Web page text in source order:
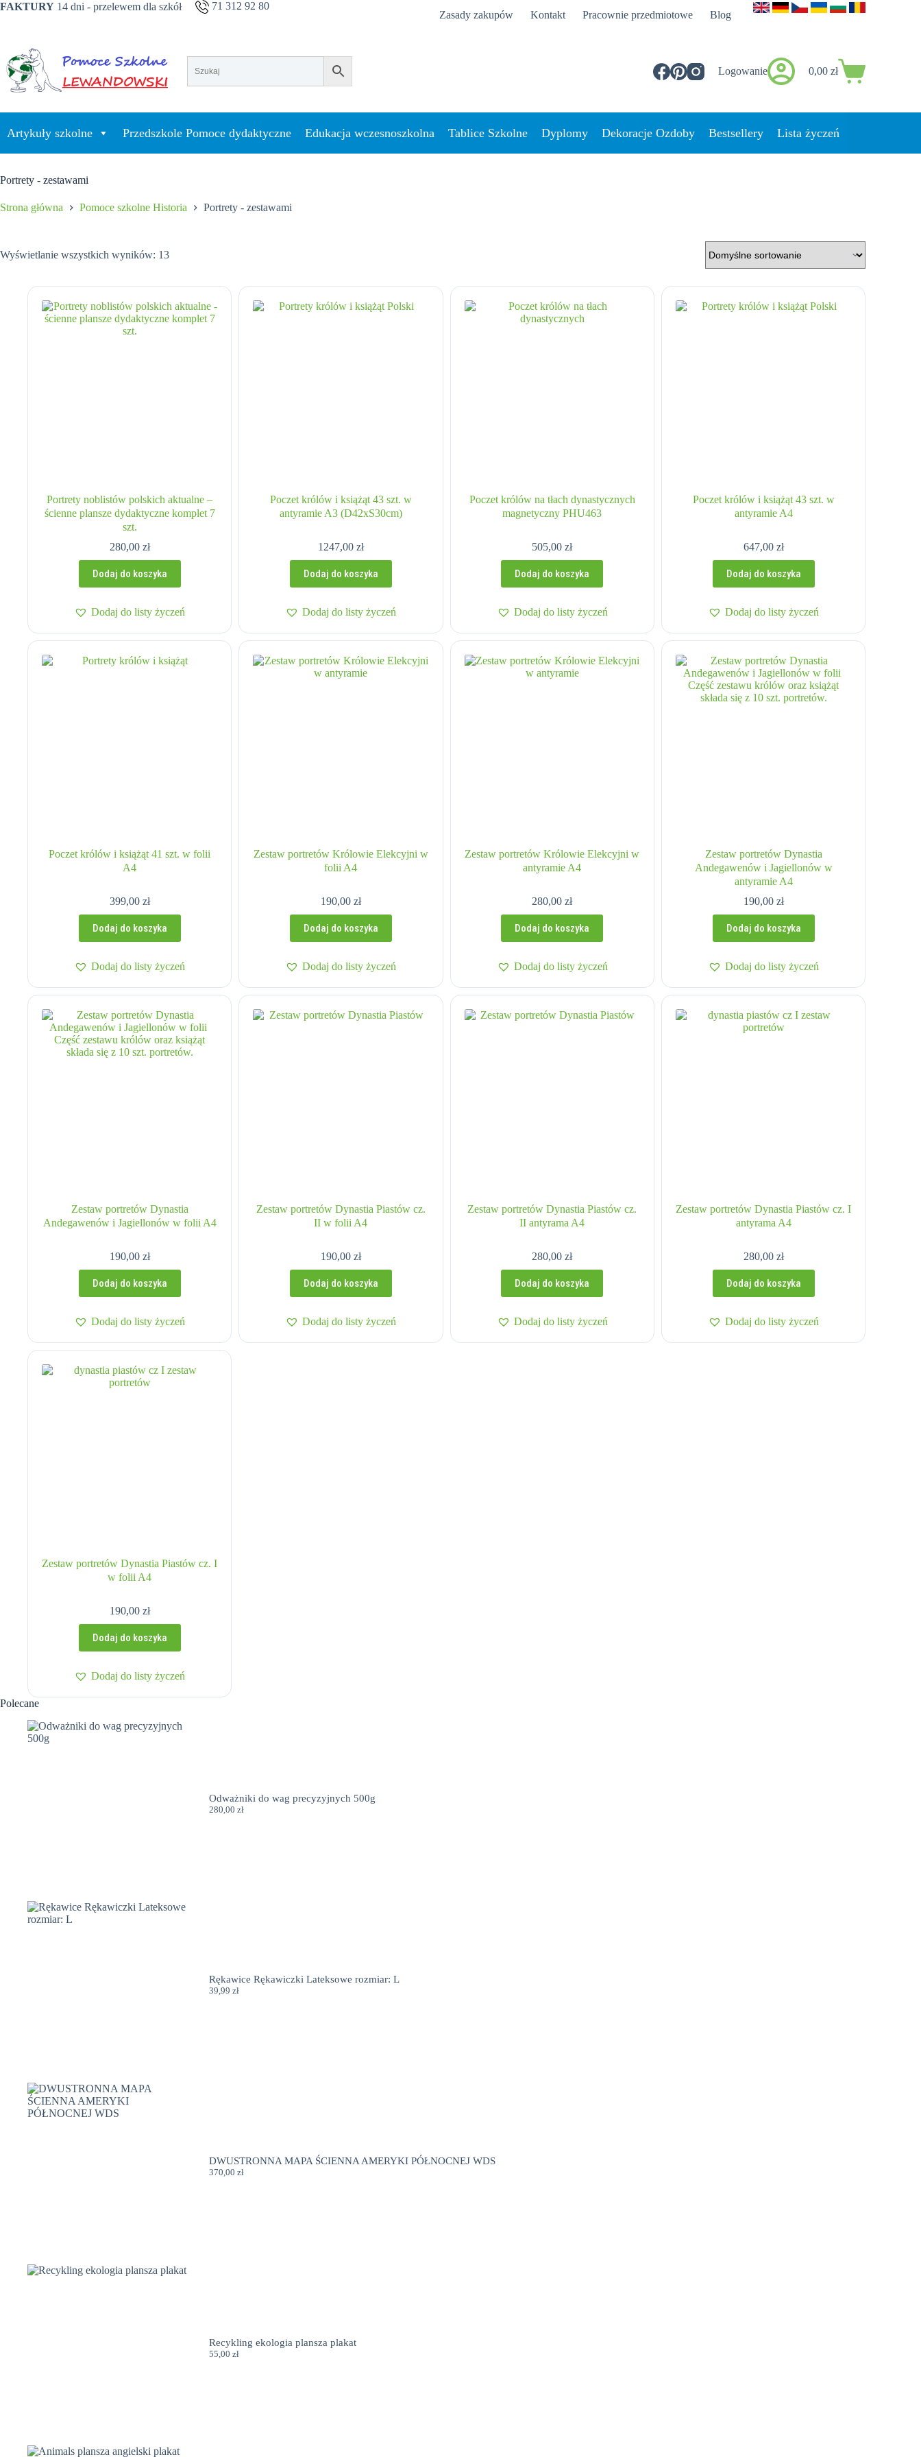
Przejdź
FAKTURY 14 dni - przelewem dla szkół 71 312 92 80
Zasady zakupów Kontakt Pracownie przedmiotowe Blog
Logowanie Koszyk
0,00zł
Artykuły szkolne Przedszkole Pomoce dydaktyczne Edukacja wczesnoszkolna Tablice Szkolne Dyplomy Dekoracje Ozdoby Bestsellery Lista życzeń
Portrety - zestawami
Strona główna Pomoce szkolne Historia Portrety - zestawami
Wyświetlanie wszystkich wyników: 13
Portrety noblistów polskich aktualne –
ścienne plansze dydaktyczne komplet 7
szt.
280,00 zł
Dodaj do koszyka
Dodaj do listy życzeń
Poczet królów i książąt 43 szt. w
antyramie A3 (D42xS30cm)
1247,00 zł
Dodaj do koszyka
Dodaj do listy życzeń
Poczet królów na tłach dynastycznych
magnetyczny PHU463
505,00zł
Dodaj do koszyka
Dodaj do listy życzeń
Poczet królów i książąt 43 szt. w
antyramie A4
647,00 zł
Dodaj do koszyka
Dodaj do listy życzeń
Poczet królów i książąt 41 szt. w folii
A4
399,00 zł
Dodaj do koszyka
Dodaj do listy życzeń
Zestaw portretów Królowie Elekcyjni w
folii A4
190,00 zł
Dodaj do koszyka
Dodaj do listy życzeń
Zestaw portretów Królowie Elekcyjni w
antyramie A4
280,00zł
Dodaj do koszyka
Dodaj do listy życzeń
Zestaw portretów Dynastia
Andegawenów i Jagiellonów w
antyramie A4
190,00 zł
Dodaj do koszyka
Dodaj do listy życzeń
Zestaw portretów Dynastia
Andegawenów i Jagiellonów w folii A4
190,00 zł
Dodaj do koszyka
Dodaj do listy życzeń
Zestaw portretów Dynastia Piastów cz.
II w folii A4
190,00 zł
Dodaj do koszyka
Dodaj do listy życzeń
Zestaw portretów Dynastia Piastów cz.
II antyrama A4
280,00zł
Dodaj do koszyka
Dodaj do listy życzeń
Zestaw portretów Dynastia Piastów cz. I
antyrama A4
280,00 zł
Dodaj do koszyka
Dodaj do listy życzeń
Zestaw portretów Dynastia Piastów cz. I
w folii A4
190,00 zł
Dodaj do koszyka
Dodaj do listy życzeń
Polecane
Odważniki do wag precyzyjnych 500g
280,00 zł
Rękawice Rękawiczki Lateksowe rozmiar: L
39,99 zł
DWUSTRONNA MAPA ŚCIENNA AMERYKI PÓŁNOCNEJ WDS
370,00 zł
Recykling ekologia plansza plakat
55,00 zł